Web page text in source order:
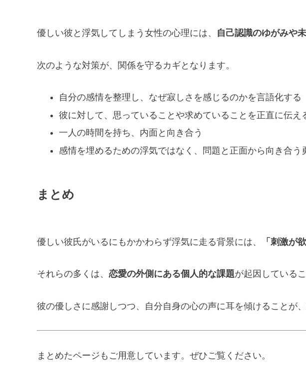
優しい彼と浮気してしまう女性の心理には、 自己認識のゆがみや
次のような対策が、関係を守るカギとなります。
自分の感情を整理し、なぜ寂しさを感じるのかを言語化する
彼に対して、思っていることや求めていることを正直に伝え
一人の時間を持ち、内面と向き合う
感情を埋めるための浮気ではなく、問題と正面から向き合う
まとめ
優しい彼氏がいるにもかかわらず浮気に走る背景には、 「刺激が
それらの多くは、 恋愛の外側にある個人的な課題が起因している
彼の優しさに感謝しつつ、自分自身の心の声に耳を傾けることが
まとめたページもご用意しています。ぜひご覧ください。